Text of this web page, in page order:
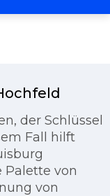
der Schlüssel
Fall hilft
Palette von
von